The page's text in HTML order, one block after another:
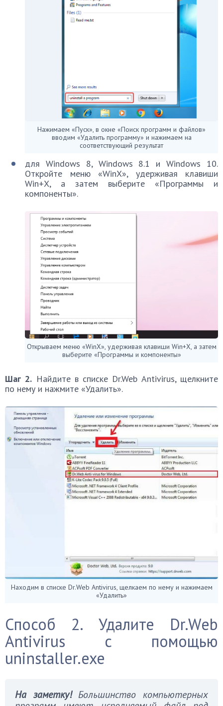
Нажимаем «Пуск», в окне «Поиск программ и файлов»
вводим «Удалить программу» и нажимаем на
соответствующий результат
для Windows 8, Windows 8.1 и Windows 10.
Откройте меню «WinX», удерживая клавиши
Win+X, а затем выберите «Программы и
компоненты».
Открываем меню «WinX», удерживая клавиши Win+X, а затем
выберите «Программы и компоненты»
Шаг 2. Найдите в списке Dr.Web Antivirus, щелкните
по нему и нажмите «Удалить».
Находим в списке Dr.Web Antivirus, щелкаем по нему и нажимаем
«Удалить»
Способ 2. Удалите Dr.Web
Antivirus с помощью
uninstaller.exe
На заметку!Большинство компьютерных